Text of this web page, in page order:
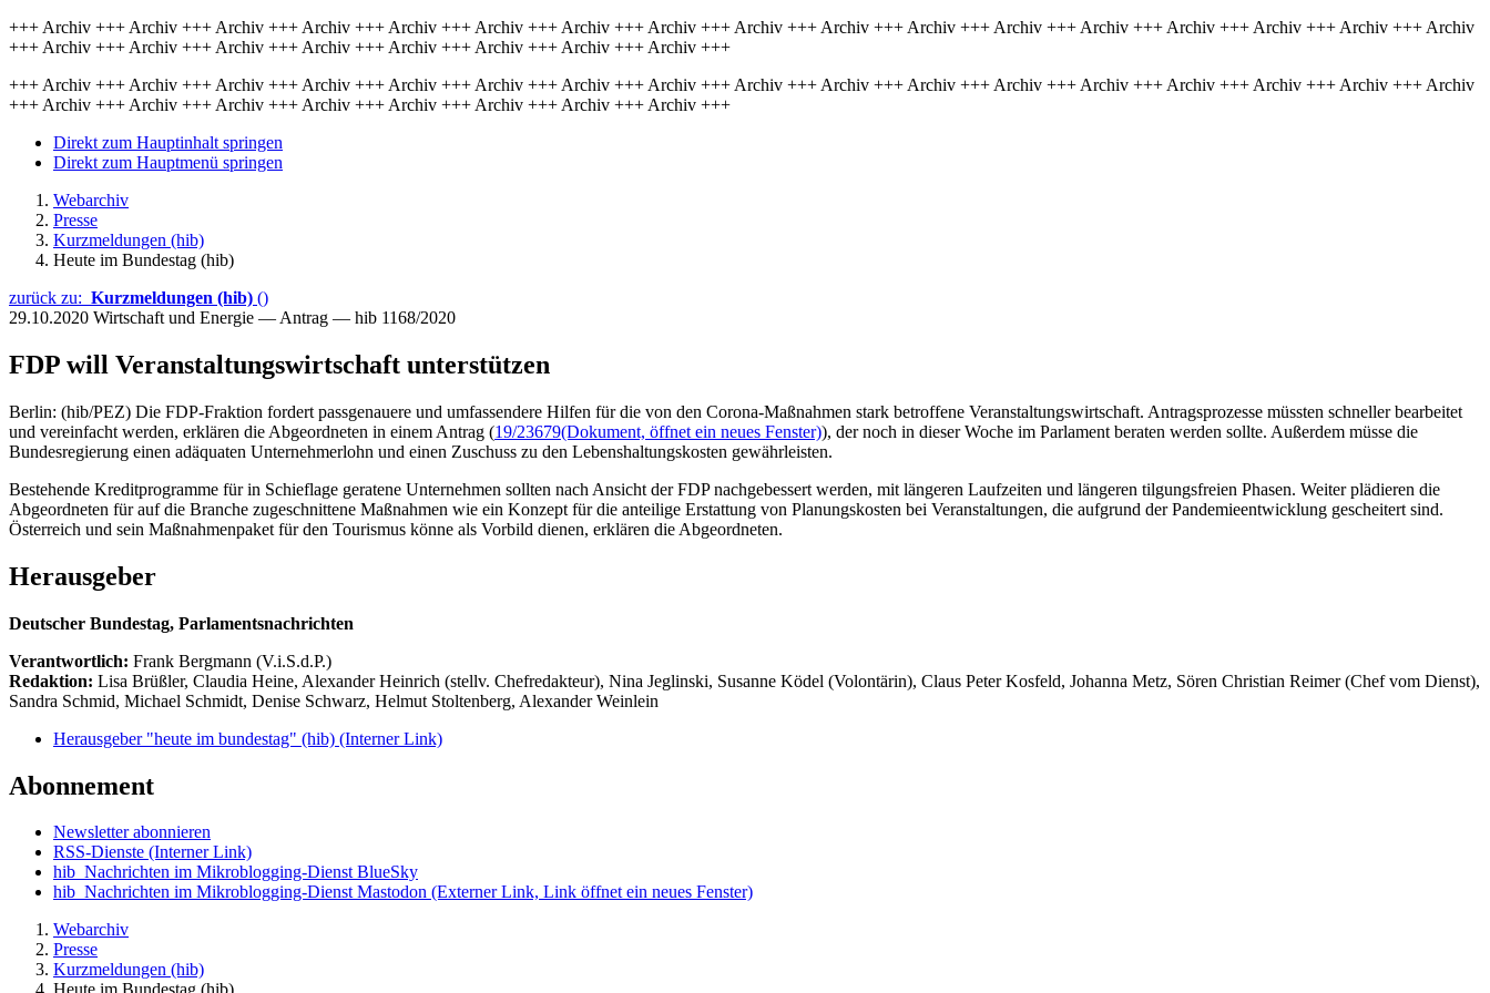
+++ Archiv +++ Archiv +++ Archiv +++ Archiv +++ Archiv +++ Archiv +++ Archiv +++ Archiv +++ Archiv +++ Archiv +++ Archiv +++ Archiv +++ Archiv +++ Archiv +++ Archiv +++ Archiv +++ Archiv
+++ Archiv +++ Archiv +++ Archiv +++ Archiv +++ Archiv +++ Archiv +++ Archiv +++ Archiv +++
+++ Archiv +++ Archiv +++ Archiv +++ Archiv +++ Archiv +++ Archiv +++ Archiv +++ Archiv +++ Archiv +++ Archiv +++ Archiv +++ Archiv +++ Archiv +++ Archiv +++ Archiv +++ Archiv +++ Archiv
+++ Archiv +++ Archiv +++ Archiv +++ Archiv +++ Archiv +++ Archiv +++ Archiv +++ Archiv +++
Direkt zum Hauptinhalt springen
Direkt zum Hauptmenü springen
Webarchiv
Presse
Kurzmeldungen (hib)
Heute im Bundestag (hib)
zurück zu: Kurzmeldungen (hib) ()
29.10.2020 Wirtschaft und Energie — Antrag — hib 1168/2020
FDP will Veranstaltungswirtschaft unterstützen
Berlin: (hib/PEZ) Die FDP-Fraktion fordert passgenauere und umfassendere Hilfen für die von den Corona-Maßnahmen stark betroffene Veranstaltungswirtschaft. Antragsprozesse müssten schneller bearbeitet
und vereinfacht werden, erklären die Abgeordneten in einem Antrag (19/23679(Dokument, öffnet ein neues Fenster)), der noch in dieser Woche im Parlament beraten werden sollte. Außerdem müsse die
Bundesregierung einen adäquaten Unternehmerlohn und einen Zuschuss zu den Lebenshaltungskosten gewährleisten.
Bestehende Kreditprogramme für in Schieflage geratene Unternehmen sollten nach Ansicht der FDP nachgebessert werden, mit längeren Laufzeiten und längeren tilgungsfreien Phasen. Weiter plädieren die
Abgeordneten für auf die Branche zugeschnittene Maßnahmen wie ein Konzept für die anteilige Erstattung von Planungskosten bei Veranstaltungen, die aufgrund der Pandemieentwicklung gescheitert sind.
Österreich und sein Maßnahmenpaket für den Tourismus könne als Vorbild dienen, erklären die Abgeordneten.
Herausgeber
Deutscher Bundestag, Parlamentsnachrichten
Verantwortlich: Frank Bergmann (V.i.S.d.P.)
Redaktion: Lisa Brüßler, Claudia Heine, Alexander Heinrich (stellv. Chefredakteur), Nina Jeglinski, Susanne Ködel (Volontärin), Claus Peter Kosfeld, Johanna Metz, Sören Christian Reimer (Chef vom Dienst),
Sandra Schmid, Michael Schmidt, Denise Schwarz, Helmut Stoltenberg, Alexander Weinlein
Herausgeber "heute im bundestag" (hib) (Interner Link)
Abonnement
Newsletter abonnieren
RSS-Dienste (Interner Link)
hib_Nachrichten im Mikroblogging-Dienst BlueSky
hib_Nachrichten im Mikroblogging-Dienst Mastodon (Externer Link, Link öffnet ein neues Fenster)
Webarchiv
Presse
Kurzmeldungen (hib)